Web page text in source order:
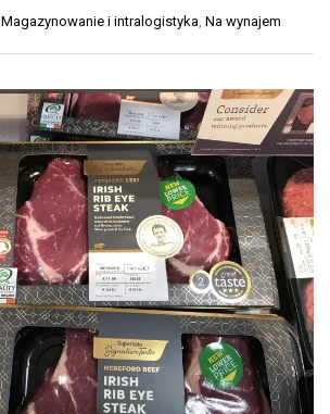
Magazynowanie i intralogistyka, Na wynajem